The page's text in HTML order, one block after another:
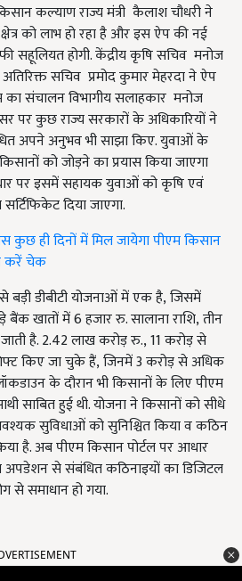
कल्याण राज्य मंत्री कैलाश चौधरी ने
को लाभ हो रहा है और इस ऐप की नई
सहूलियत होगी. केंद्रीय कृषि सचिव मनोज
सचिव प्रमोद कुमार मेहरदा ने ऐप
का संचालन विभागीय सलाहकार मनोज
पर कुछ राज्य सरकारों के अधिकारियों ने
अपने अनुभव भी साझा किए. युवाओं के
को जोड़ने का प्रयास किया जाएगा
पर इसमें सहायक युवाओं को कृषि एवं
दिया जाएगा.
कुछ ही दिनों में मिल जायेगा पीएम किसान
करें चेक
बड़ी डीबीटी योजनाओं में एक है,जिसमें
खातों में 6 हजार रु. सालाना राशि,तीन
है. 2.42 लाख करोड़ रु.,11 करोड़ से
किए जा चुके हैं,जिनमें 3 करोड़ से अधिक
के दौरान भी किसानों के लिए पीएम
साबित हुई थी. योजना ने किसानों को सीधे
सुविधाओं को सुनिश्चित किया व कठिन
है. अब पीएम किसान पोर्टल पर आधार
से संबंधित कठिनाइयों का डिजिटल
से समाधान हो गया.